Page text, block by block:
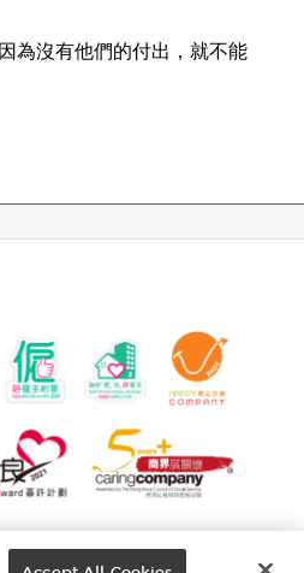
為沒有他們的付出，就不能